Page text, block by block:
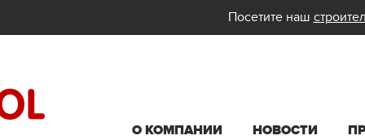
Посетите наш
О КОМПАНИИ НОВОСТИ